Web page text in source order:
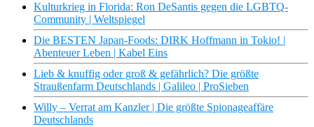
Kulturkrieg in Florida: Ron DeSantis gegen die LGBTQ-
Community | Weltspiegel
Die BESTEN Japan-Foods: DIRK Hoffmann in Tokio! |
Abenteuer Leben | Kabel Eins
Lieb & knuffig oder groß & gefährlich? Die größte
Straußenfarm Deutschlands | Galileo | ProSieben
Willy – Verrat am Kanzler | Die größte Spionageaffäre
Deutschlands